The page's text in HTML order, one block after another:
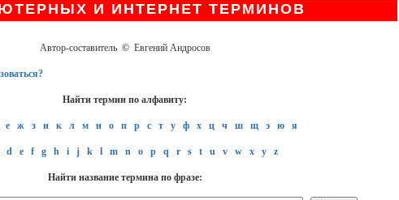
И ИНТЕРНЕТ ТЕРМИНОВ
Автор-составитель ©Евгений Андросов
Найти термин по алфавиту:
е ж з и к л м н о п р с т у ф х ц ч ш щ э ю я
d e f g h i j k l m n o p q r s t u v w x y z
Найти название термина по фразе: